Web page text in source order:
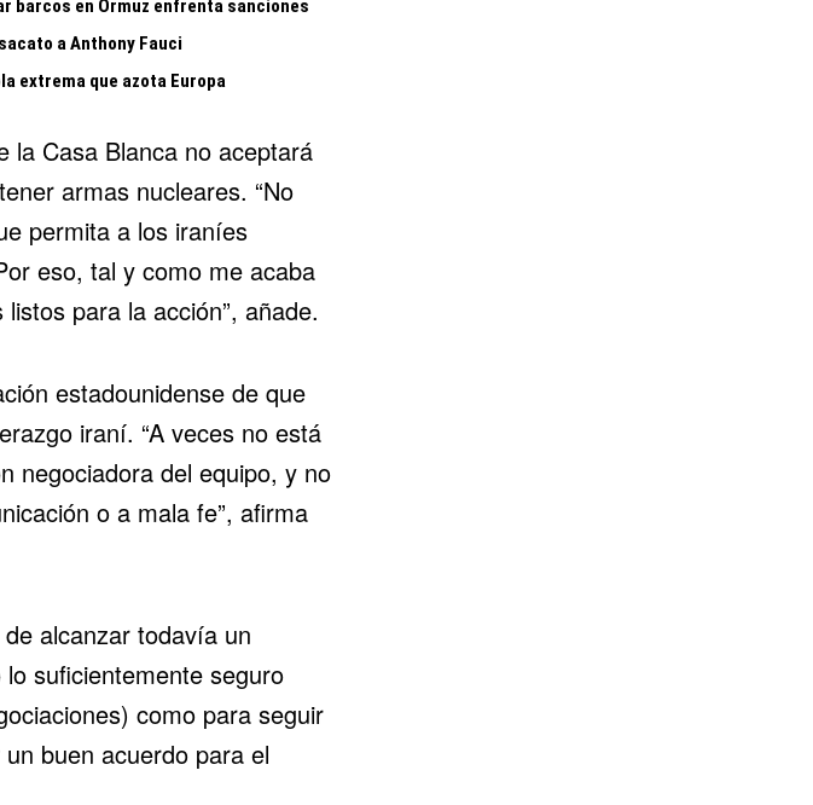
barcos en Ormuz enfrenta sanciones
a Anthony Fauci
extrema que azota Europa
la Casa Blanca no aceptará
armas nucleares. “No
permita a los iraníes
eso, tal y como me acaba
para la acción”, añade.
estadounidense de que
iraní. “A veces no está
negociadora del equipo, y no
o a mala fe”, afirma
alcanzar todavía un
suficientemente seguro
como para seguir
buen acuerdo para el